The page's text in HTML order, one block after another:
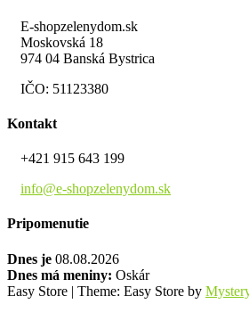
E-shopzelenydom.sk
Moskovská 18
974 04 Banská Bystrica
IČO: 51123380
Kontakt
+421 915 643 199
info@e-shopzelenydom.sk
Pripomenutie
Dnes je 08.08.2026
Dnes má meniny: Oskár
Easy Store | Theme: Easy Store by